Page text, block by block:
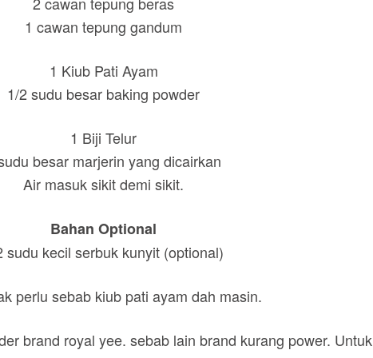
1 cawan tepung gandum
1 Kiub Pati Ayam
1/2 sudu besar baking powder
1 Biji Telur
besar marjerin yang dicairkan
Air masuk sikit demi sikit.
Bahan Optional
sudu kecil serbuk kunyit (optional)
perlu sebab kiub pati ayam dah masin.
brand royal yee. sebab lain brand kurang power. Untuk